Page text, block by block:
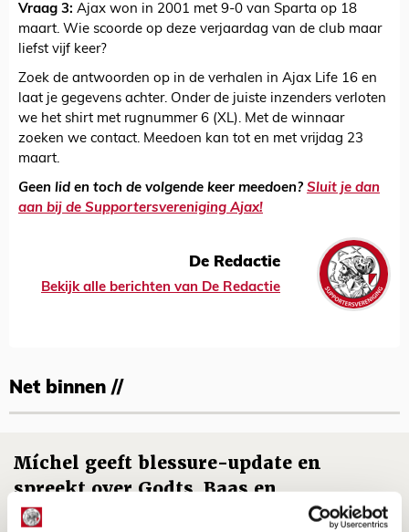
Vraag 3: Ajax won in 2001 met 9-0 van Sparta op 18
maart. Wie scoorde op deze verjaardag van de club maar
liefst vijf keer?
Zoek de antwoorden op in de verhalen in Ajax Life 16 en
laat je gegevens achter. Onder de juiste inzenders verloten
we het shirt met rugnummer 6 (XL). Met de winnaar
zoeken we contact. Meedoen kan tot en met vrijdag 23
maart.
Geen lid en toch de volgende keer meedoen? Sluit je dan
aan bij de Supportersvereniging Ajax!
De Redactie
Bekijk alle berichten van De Redactie
Net binnen //
Míchel geeft blessure-update en
spreekt over Godts, Baas en
aanwinsten